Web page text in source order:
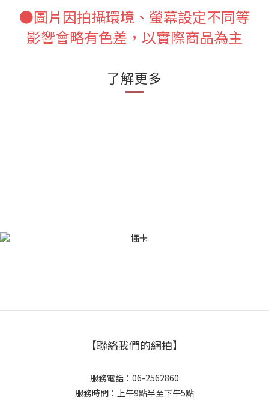
●圖片因拍攝環境、螢幕設定不同等
影響會略有色差，以實際商品為主
了解更多
【聯絡我們的網拍】
服務電話：06-2562860
服務時間：上午9點半至下午5點